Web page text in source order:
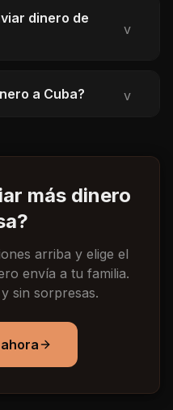
dinero de
v
a Cuba? v
más dinero
arriba y elige el
envía a tu familia.
sin sorpresas.